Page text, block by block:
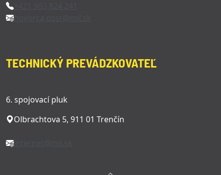
TECHNICKÝ PREVÁDZKOVATEĽ
6. spojovací pluk
Olbrachtova 5, 911 01 Trenčín